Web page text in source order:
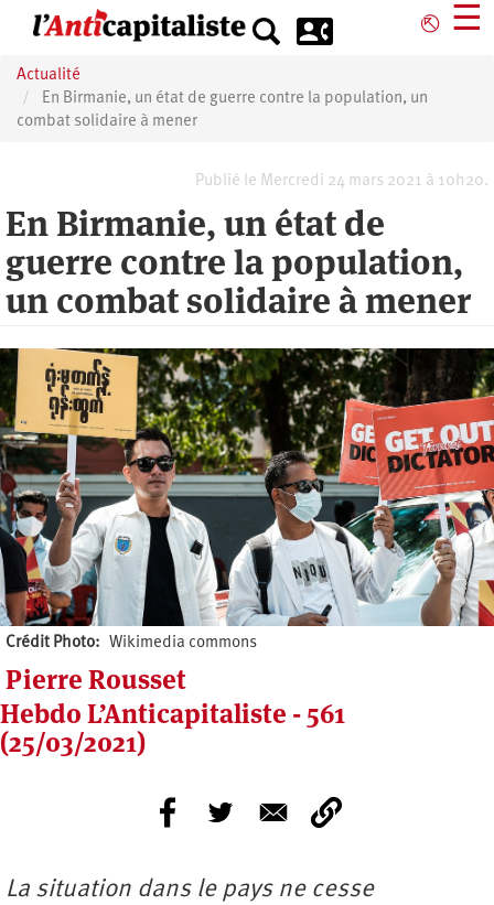
principal
⎋ ☰
Actualité
En Birmanie, un état de guerre contre la population, un
combat solidaire à mener
Publié le Mercredi 24 mars 2021 à 10h20.
En Birmanie, un état de
guerre contre la population,
un combat solidaire à mener
Crédit Photo Wikimedia commons
Pierre Rousset
Hebdo L’Anticapitaliste - 561
(25/03/2021)
La situation dans le pays ne cesse